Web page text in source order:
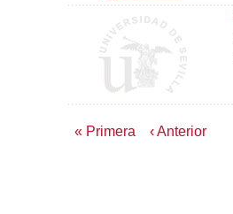
Paginación
Primera
« Primera
Página
‹ Anterior